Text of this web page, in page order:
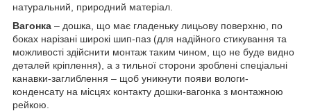
натуральний, природний матеріал.
Вагонка – дошка, що має гладеньку лицьову поверхню, по
боках нарізані широкі шип-паз (для надійного стикування та
можливості здійснити монтаж таким чином, що не буде видно
деталей кріплення), а з тильної сторони зроблені спеціальні
канавки-заглиблення – щоб уникнути появи вологи-
конденсату на місцях контакту дошки-вагонка з монтажною
рейкою.